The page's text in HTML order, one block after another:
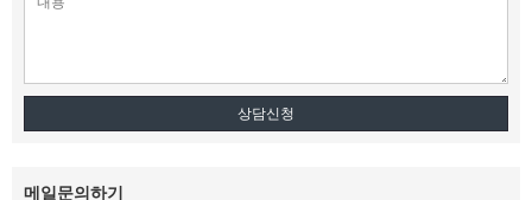
상담신청
메일문의하기